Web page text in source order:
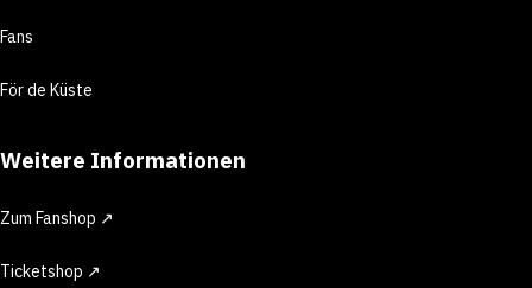
Fans
För de Küste
Weitere Informationen
Zum Fanshop ↗
Ticketshop ↗